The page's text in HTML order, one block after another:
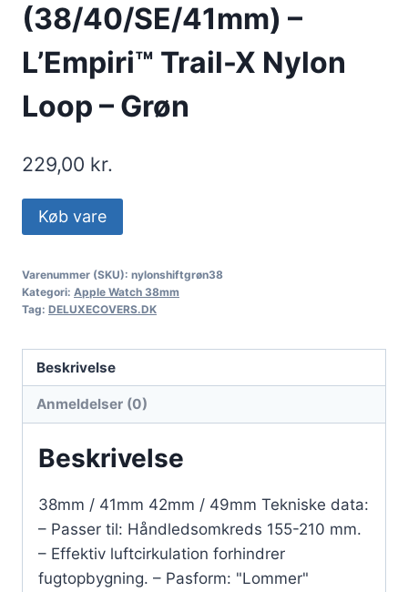
(38/40/SE/41mm) –
L’Empiri™ Trail-X Nylon
Loop – Grøn
229,00 kr.
Køb vare
Varenummer (SKU): nylonshiftgrøn38
Kategori: Apple Watch 38mm
Tag: DELUXECOVERS.DK
Beskrivelse
Anmeldelser (0)
Beskrivelse
38mm / 41mm 42mm / 49mm Tekniske data:
– Passer til: Håndledsomkreds 155-210 mm.
– Effektiv luftcirkulation forhindrer
fugtopbygning. – Pasform: "Lommer"